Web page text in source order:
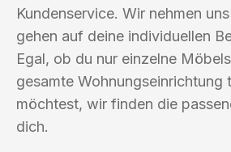
Kundenservice. Wir nehmen
gehen auf deine individuellen
Egal, ob du nur einzelne
gesamte Wohnungseinrichtung
möchtest, wir finden die
dich.